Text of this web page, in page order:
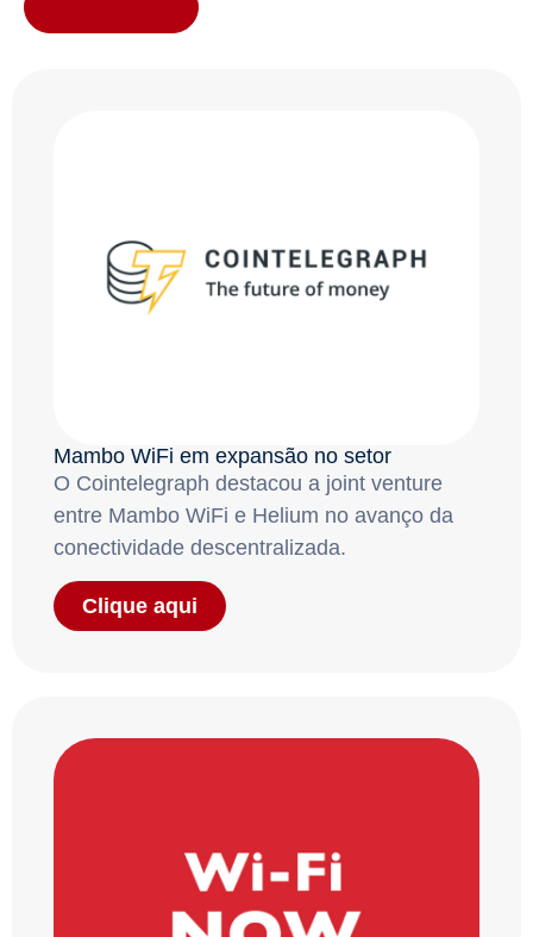
Mambo WiFi em expansão no setor
O Cointelegraph destacou a joint venture
entre Mambo WiFi e Helium no avanço da
conectividade descentralizada.
Clique aqui